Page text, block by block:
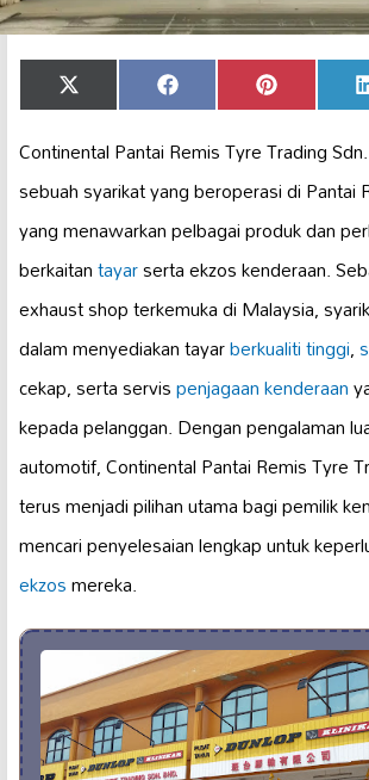
Share
on
X
(Twitter)
Share
on
Facebook Share
on
Pinterest
Continental Pantai Remis Tyre Trading
sebuah syarikat yang beroperasi di Pantai
yang menawarkan pelbagai produk dan
berkaitantayarserta ekzos kenderaan.
exhaust shop terkemuka di Malaysia,
dalam menyediakan tayarberkualiti tinggi,
cekap, serta servispenjagaan kenderaan
kepada pelanggan. Dengan pengalaman
automotif, Continental Pantai Remis Tyre
terus menjadi pilihan utama bagi pemilik
mencari penyelesaian lengkap untuk
ekzosmereka.